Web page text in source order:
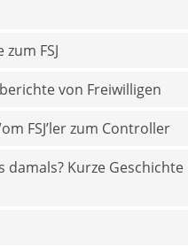
FSJ
von Freiwilligen
FSJ’ler zum Controller
damals? Kurze Geschichte